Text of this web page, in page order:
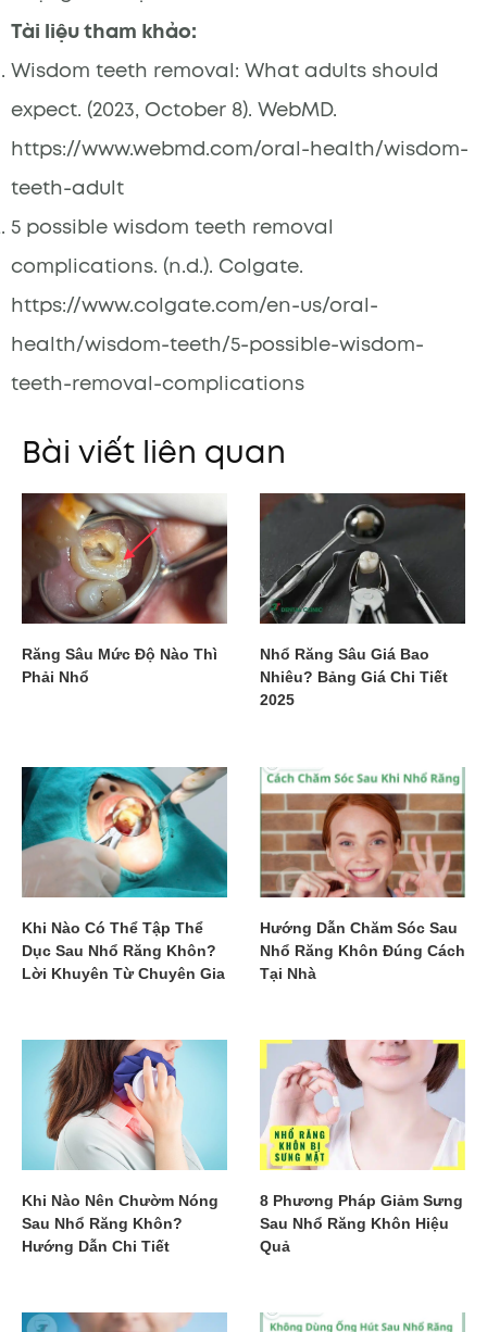
Tài liệu tham khảo:
Wisdom teeth removal: What adults should
expect. (2023, October 8). WebMD.
https://www.webmd.com/oral-health/wisdom-
teeth-adult
5 possible wisdom teeth removal
complications. (n.d.). Colgate.
https://www.colgate.com/en-us/oral-
health/wisdom-teeth/5-possible-wisdom-
teeth-removal-complications
Bài viết liên quan
Răng Sâu Mức Độ Nào Thì
Phải Nhổ
Nhổ Răng Sâu Giá Bao
Nhiêu? Bảng Giá Chi Tiết
2025
Khi Nào Có Thể Tập Thể
Dục Sau Nhổ Răng Khôn?
Lời Khuyên Từ Chuyên Gia
Hướng Dẫn Chăm Sóc Sau
Nhổ Răng Khôn Đúng Cách
Tại Nhà
Khi Nào Nên Chườm Nóng
Sau Nhổ Răng Khôn?
Hướng Dẫn Chi Tiết
8 Phương Pháp Giảm Sưng
Sau Nhổ Răng Khôn Hiệu
Quả